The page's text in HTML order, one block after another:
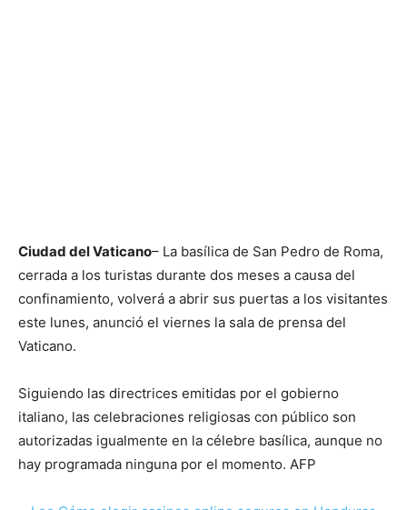
Ciudad del Vaticano– La basílica de San Pedro de Roma,
cerrada a los turistas durante dos meses a causa del
confinamiento, volverá a abrir sus puertas a los visitantes
este lunes, anunció el viernes la sala de prensa del
Vaticano.
Siguiendo las directrices emitidas por el gobierno
italiano, las celebraciones religiosas con público son
autorizadas igualmente en la célebre basílica, aunque no
hay programada ninguna por el momento. AFP